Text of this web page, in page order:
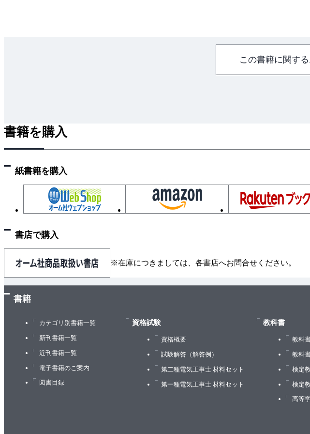
3.2.2 量的変数の記述統計量
3.2.3 正規分布の性質と分布に関する基本統計量
3.3.1 記述統計量
3.3.2 度数分布表
3.4 結果のまとめ方
3.5 まとめ
第4章 クロス集計、独立性の検定
4.1 目的と具体例
4.2.1 観測度数・周辺度数
4.4 関連係数
4.4.1 ユールのQ、 φ係数、オッズ比
4.4.2 χ2 値
4.4.3 コンティンジェンシー係数、クラメールのV
4.4.4 γ 係数
ル
この書籍に関す
書籍を購入
紙書籍を購入
書店で購入
※在庫につきましては、各書店へお問合せください。
書籍
カテゴリ別書籍一覧
新刊書籍一覧
近刊書籍一覧
電子書籍のご案内
図書目録
資格試験
資格概要
試験解答（解答例）
第二種電気工事士 材料セット
第一種電気工事士 材料セット
教科書
教科
教科
検定
検定
高等